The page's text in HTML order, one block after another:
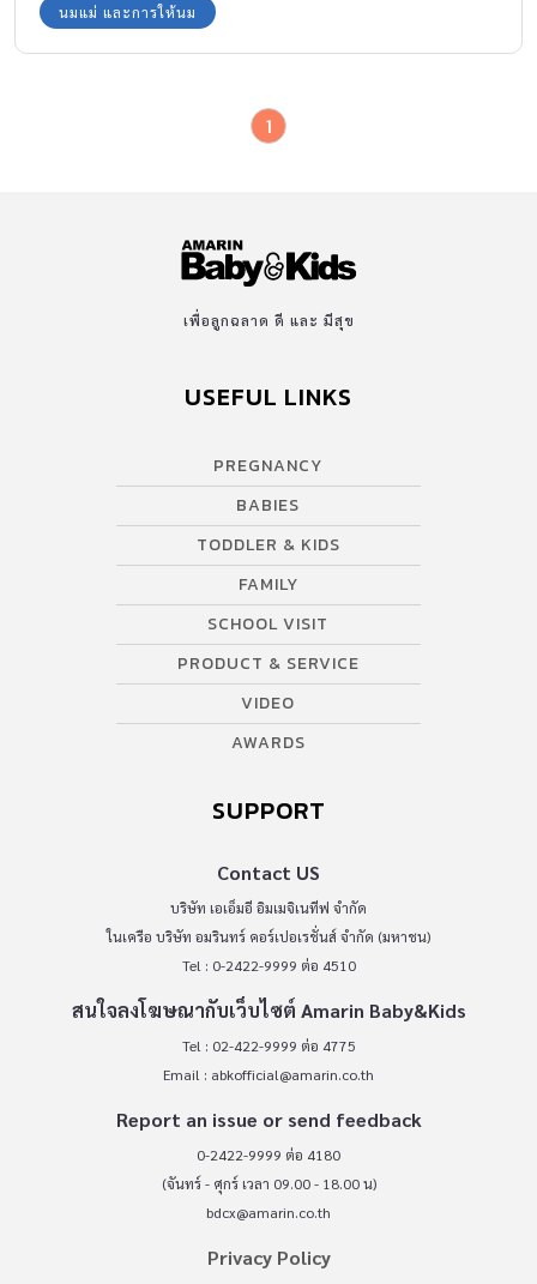
นมแม่ และการให้นม
1
เพื่อลูกฉลาด ดี และ มีสุข
USEFUL LINKS
PREGNANCY
BABIES
TODDLER & KIDS
FAMILY
SCHOOL VISIT
PRODUCT & SERVICE
VIDEO
AWARDS
SUPPORT
Contact US
บริษัท เอเอ็มอี อิมเมจิเนทีฟ จำกัด
ในเครือ บริษัท อมรินทร์ คอร์เปอเรชั่นส์ จำกัด (มหาชน)
Tel : 0-2422-9999 ต่อ 4510
สนใจลงโฆษณากับเว็บไซต์ Amarin Baby&Kids
Tel : 02-422-9999 ต่อ 4775
Email : abkofficial@amarin.co.th
Report an issue or send feedback
0-2422-9999 ต่อ 4180
(จันทร์ - ศุกร์ เวลา 09.00 - 18.00 น)
bdcx@amarin.co.th
Privacy Policy